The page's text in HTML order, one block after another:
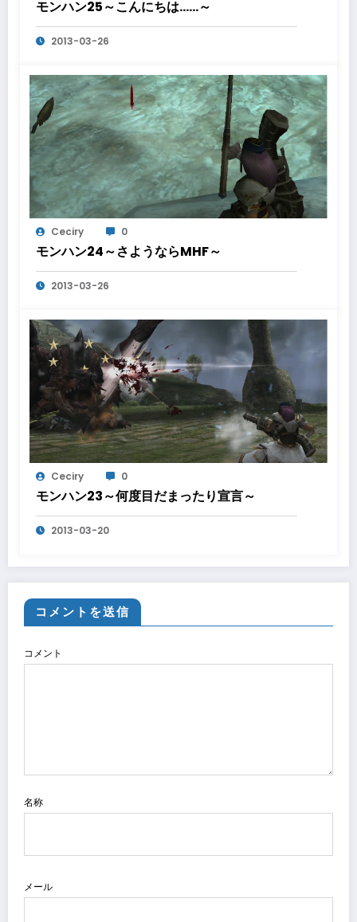
モンハン25～こんにちは……～
2013-03-26
Ceciry 0
モンハン24～さようならMHF～
2013-03-26
Ceciry 0
モンハン23～何度目だまったり宣言～
2013-03-20
コメントを送信
コメント
名称
メール